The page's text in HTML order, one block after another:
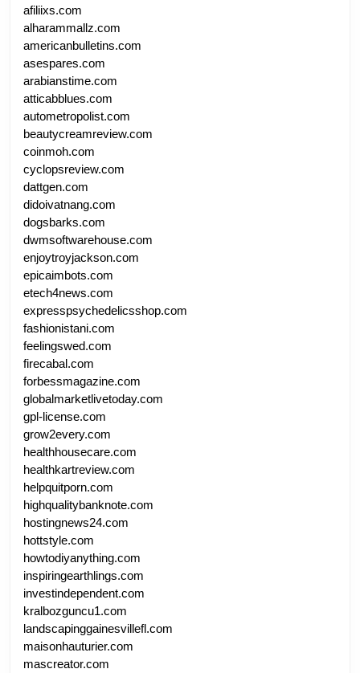
afiliixs.com
alharammallz.com
americanbulletins.com
asespares.com
arabianstime.com
atticabblues.com
autometropolist.com
beautycreamreview.com
coinmoh.com
cyclopsreview.com
dattgen.com
didoivatnang.com
dogsbarks.com
dwmsoftwarehouse.com
enjoytroyjackson.com
epicaimbots.com
etech4news.com
expresspsychedelicsshop.com
fashionistani.com
feelingswed.com
firecabal.com
forbessmagazine.com
globalmarketlivetoday.com
gpl-license.com
grow2every.com
healthhousecare.com
healthkartreview.com
helpquitporn.com
highqualitybanknote.com
hostingnews24.com
hottstyle.com
howtodiyanything.com
inspiringearthlings.com
investindependent.com
kralbozguncu1.com
landscapinggainesvillefl.com
maisonhauturier.com
mascreator.com